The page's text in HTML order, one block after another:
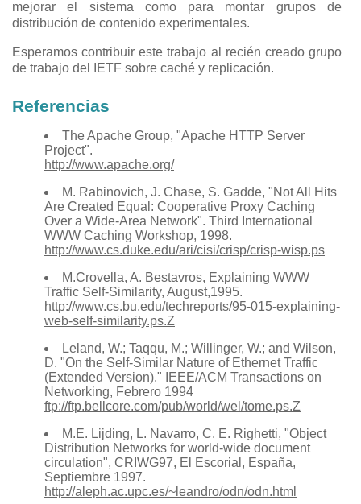
mejorar el sistema como para montar grupos de
distribución de contenido experimentales.
Esperamos contribuir este trabajo al recién creado grupo
de trabajo del IETF sobre caché y replicación.
Referencias
The Apache Group, "Apache HTTP Server
Project".
http://www.apache.org/
M. Rabinovich, J. Chase, S. Gadde, "Not All Hits
Are Created Equal: Cooperative Proxy Caching
Over a Wide-Area Network". Third International
WWW Caching Workshop, 1998.
http://www.cs.duke.edu/ari/cisi/crisp/crisp-wisp.ps
M.Crovella, A. Bestavros, Explaining WWW
Traffic Self-Similarity, August,1995.
http://www.cs.bu.edu/techreports/95-015-explaining-
web-self-similarity.ps.Z
Leland, W.; Taqqu, M.; Willinger, W.; and Wilson,
D. "On the Self-Similar Nature of Ethernet Traffic
(Extended Version)." IEEE/ACM Transactions on
Networking, Febrero 1994
ftp://ftp.bellcore.com/pub/world/wel/tome.ps.Z
M.E. Lijding, L. Navarro, C. E. Righetti, "Object
Distribution Networks for world-wide document
circulation", CRIWG97, El Escorial, España,
Septiembre 1997.
http://aleph.ac.upc.es/~leandro/odn/odn.html